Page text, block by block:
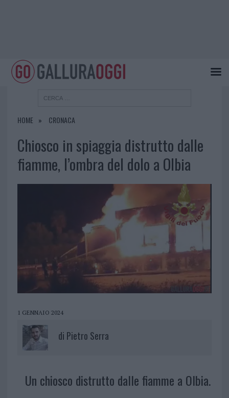
HOME CRONACA
Chiosco in spiaggia distrutto dalle
fiamme, l’ombra del dolo a Olbia
1 GENNAIO 2024
di Pietro Serra
Un chiosco distrutto dalle fiamme a Olbia.